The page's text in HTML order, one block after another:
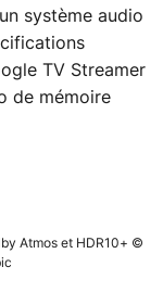
système audio
TV Streamer
de mémoire
Atmos et HDR10+ ©